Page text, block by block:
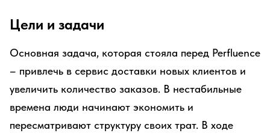
Цели и задачи
Основная задача, которая стояла перед Perfluence
– привлечь в сервис доставки новых клиентов и
увеличить количество заказов. В нестабильные
времена люди начинают экономить и
пересматривают структуру своих трат. В ходе